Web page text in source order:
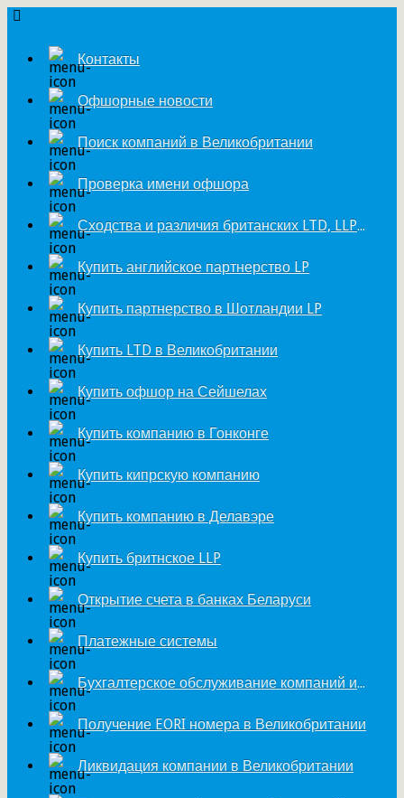
Контакты
Офшорные новости
Поиск компаний в Великобритании
Проверка имени офшора
Сходства и различия британских LTD, LLP и LP
Купить английское партнерство LP
Купить партнерство в Шотландии LP
Купить LTD в Великобритании
Купить офшор на Сейшелах
Купить компанию в Гонконге
Купить кипрскую компанию
Купить компанию в Делавэре
Купить бритнское LLP
Открытие счета в банках Беларуси
Платежные системы
Бухгалтерское обслуживание компаний из Великобритании
Получение EORI номера в Великобритании
Ликвидация компании в Великобритании